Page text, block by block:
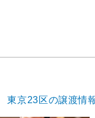
東京23区の譲渡情